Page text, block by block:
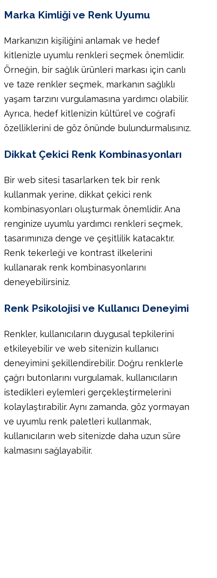
Marka Kimliği ve Renk Uyumu
Markanızın kişiliğini anlamak ve hedef
kitlenizle uyumlu renkleri seçmek önemlidir.
Örneğin, bir sağlık ürünleri markası için canlı
ve taze renkler seçmek, markanın sağlıklı
yaşam tarzını vurgulamasına yardımcı olabilir.
Ayrıca, hedef kitlenizin kültürel ve coğrafi
özelliklerini de göz önünde bulundurmalısınız.
Dikkat Çekici Renk Kombinasyonları
Bir web sitesi tasarlarken tek bir renk
kullanmak yerine, dikkat çekici renk
kombinasyonları oluşturmak önemlidir. Ana
renginize uyumlu yardımcı renkleri seçmek,
tasarımınıza denge ve çeşitlilik katacaktır.
Renk tekerleği ve kontrast ilkelerini
kullanarak renk kombinasyonlarını
deneyebilirsiniz.
Renk Psikolojisi ve Kullanıcı Deneyimi
Renkler, kullanıcıların duygusal tepkilerini
etkileyebilir ve web sitenizin kullanıcı
deneyimini şekillendirebilir. Doğru renklerle
çağrı butonlarını vurgulamak, kullanıcıların
istedikleri eylemleri gerçekleştirmelerini
kolaylaştırabilir. Aynı zamanda, göz yormayan
ve uyumlu renk paletleri kullanmak,
kullanıcıların web sitenizde daha uzun süre
kalmasını sağlayabilir.